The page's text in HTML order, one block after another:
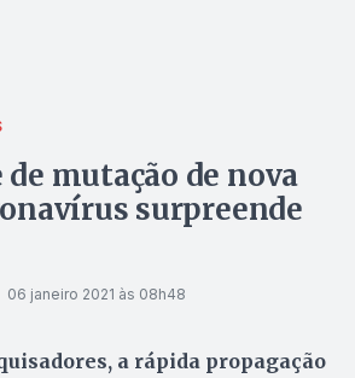
de mutação de nova
surpreende
06 janeiro 2021 às 08h48
a rápida propagação